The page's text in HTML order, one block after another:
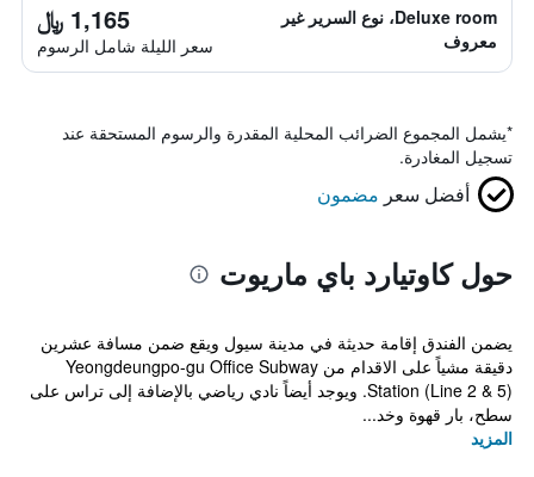
Deluxe room، نوع السرير غير
معروف
1,165 ﷼
سعر الليلة شامل الرسوم
*يشمل المجموع الضرائب المحلية المقدرة والرسوم المستحقة عند
تسجيل المغادرة.
أفضل سعر مضمون
حول كاوتيارد باي ماريوت
يضمن الفندق إقامة حديثة في مدينة سيول ويقع ضمن مسافة عشرين
دقيقة مشياً على الاقدام من Yeongdeungpo-gu Office Subway
Station (Line 2 & 5). ويوجد أيضاً نادي رياضي بالإضافة إلى تراس على
سطح، بار قهوة وخد...
المزيد